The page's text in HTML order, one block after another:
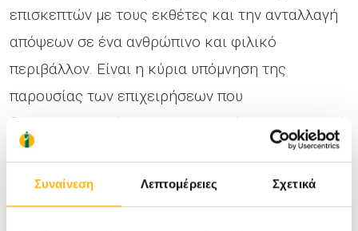
Συναίνεση Λεπτομέρειες Σχετικά
επισκεπτών με τους εκθέτες και την ανταλλαγή
απόψεων σε ένα ανθρώπινο και φιλικό
περιβάλλον. Είναι η κύρια υπόμνηση της
παρουσίας των επιχειρήσεων που
δραστηριοποιούνται στη Θεσσαλία και η αφορμή
παρουσίασης στο ευρύ κοινό των υπηρεσιών που
προσφέρει το ΙΑΣΩ Θεσσαλίας.